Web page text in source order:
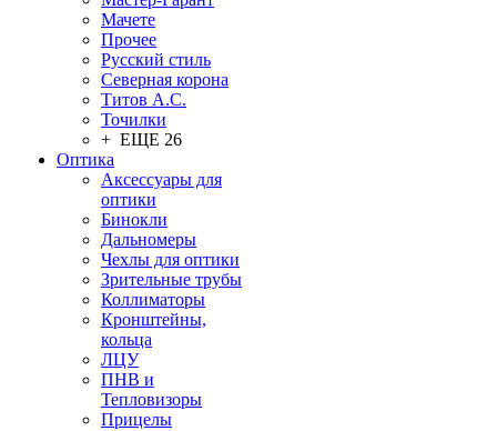
Мачете
Прочее
Русский стиль
Северная корона
Титов А.С.
Точилки
+ ЕЩЕ 26
Оптика
Аксессуары для
оптики
Бинокли
Дальномеры
Чехлы для оптики
Зрительные трубы
Коллиматоры
Кронштейны,
кольца
ЛЦУ
ПНВ и
Тепловизоры
Прицелы